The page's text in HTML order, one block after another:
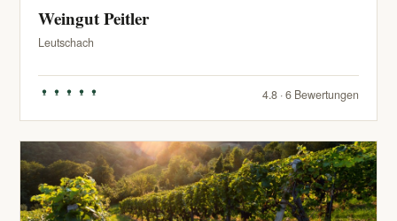
Weingut Peitler
Leutschach
4.8 · 6 Bewertungen